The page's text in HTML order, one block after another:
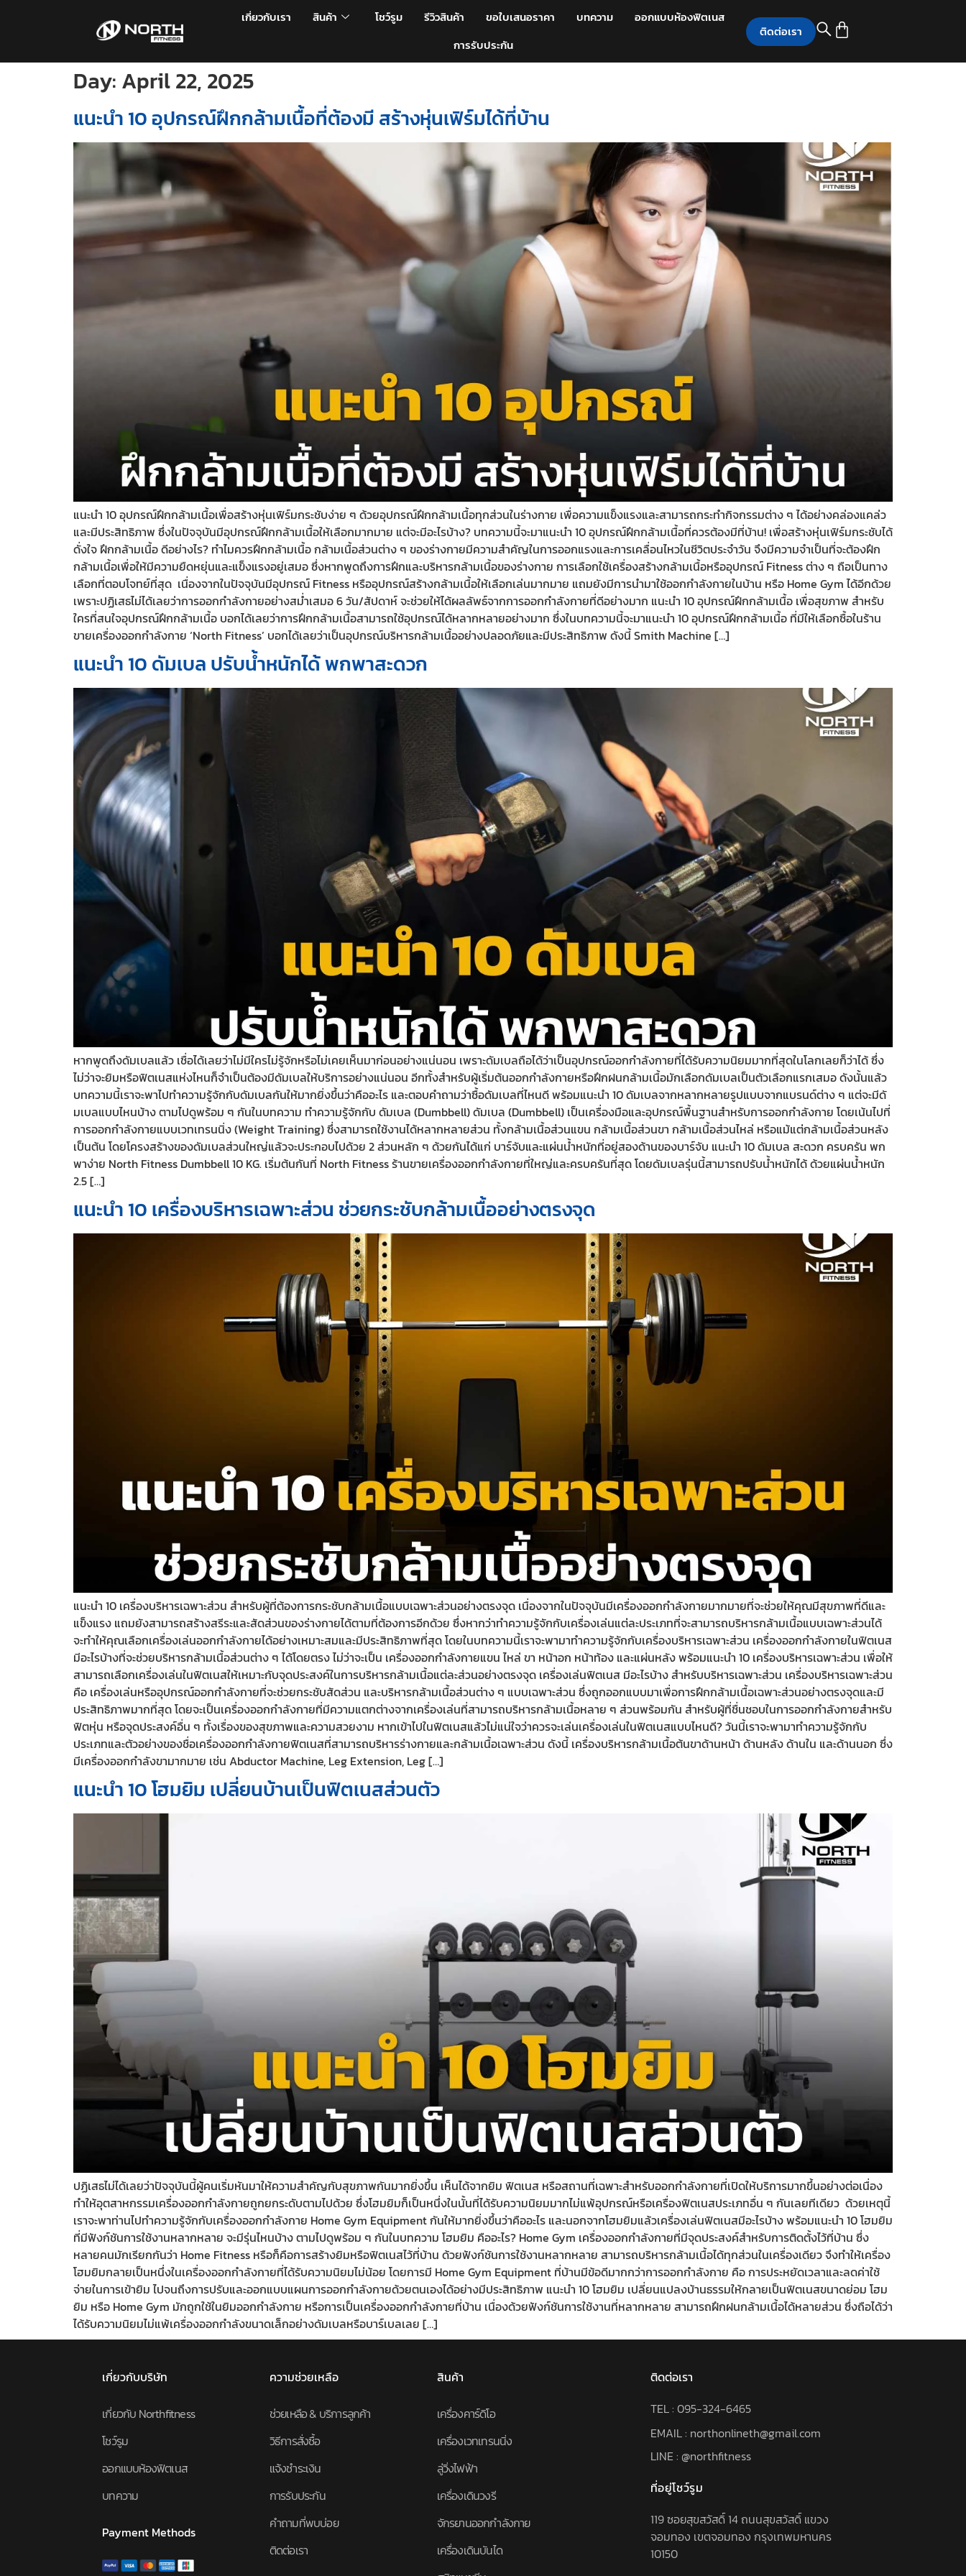
เกี่ยวกับเรา สินค้า โชว์รูม รีวิวสินค้า ขอใบเสนอราคา บทความ
ออกแบบห้องฟิตเนส
การรับประกัน
ติดต่อเรา
Day: April 22, 2025
แนะนำ 10 อุปกรณ์ฝึกกล้ามเนื้อที่ต้องมี สร้างหุ่นเฟิร์มได้ที่บ้าน
แนะนำ 10 อุปกรณ์ฝึกกล้ามเนื้อเพื่อสร้างหุ่นเฟิร์มกระชับง่าย ๆ ด้วยอุปกรณ์ฝึกกล้ามเนื้อทุกส่วนในร่างกาย เพื่อความแข็งแรงและสามารถกระทำกิจกรรมต่าง ๆ ได้อย่างคล่องแคล่ว
และมีประสิทธิภาพ ซึ่งในปัจจุบันมีอุปกรณ์ฝึกกล้ามเนื้อให้เลือกมากมาย แต่จะมีอะไรบ้าง? บทความนี้จะมาแนะนำ 10 อุปกรณ์ฝึกกล้ามเนื้อที่ควรต้องมีที่บ้าน! เพื่อสร้างหุ่นเฟิร์มกระชับได้
ดั่งใจ ฝึกกล้ามเนื้อ ดีอย่างไร? ทำไมควรฝึกกล้ามเนื้อ กล้ามเนื้อส่วนต่าง ๆ ของร่างกายมีความสำคัญในการออกแรงและการเคลื่อนไหวในชีวิตประจำวัน จึงมีความจำเป็นที่จะต้องฝึก
กล้ามเนื้อเพื่อให้มีความยืดหยุ่นและแข็งแรงอยู่เสมอ ซึ่งหากพูดถึงการฝึกและบริหารกล้ามเนื้อของร่างกาย การเลือกใช้เครื่องสร้างกล้ามเนื้อหรืออุปกรณ์ Fitness ต่าง ๆ ถือเป็นทาง
เลือกที่ตอบโจทย์ที่สุด เนื่องจากในปัจจุบันมีอุปกรณ์ Fitness หรืออุปกรณ์สร้างกล้ามเนื้อให้เลือกเล่นมากมาย แถมยังมีการนำมาใช้ออกกำลังกายในบ้าน หรือ Home Gym ได้อีกด้วย
เพราะปฏิเสธไม่ได้เลยว่าการออกกำลังกายอย่างสม่ำเสมอ 6 วัน/สัปดาห์ จะช่วยให้ได้ผลลัพธ์จากการออกกำลังกายที่ดีอย่างมาก แนะนำ 10 อุปกรณ์ฝึกกล้ามเนื้อ เพื่อสุขภาพ สำหรับ
ใครที่สนใจอุปกรณ์ฝึกกล้ามเนื้อ บอกได้เลยว่าการฝึกกล้ามเนื้อสามารถใช้อุปกรณ์ได้หลากหลายอย่างมาก ซึ่งในบทความนี้จะมาแนะนำ 10 อุปกรณ์ฝึกกล้ามเนื้อ ที่มีให้เลือกซื้อในร้าน
ขายเครื่องออกกำลังกาย ‘North Fitness’ บอกได้เลยว่าเป็นอุปกรณ์บริหารกล้ามเนื้ออย่างปลอดภัยและมีประสิทธิภาพ ดังนี้ Smith Machine […]
แนะนำ 10 ดัมเบล ปรับน้ำหนักได้ พกพาสะดวก
หากพูดถึงดัมเบลแล้ว เชื่อได้เลยว่าไม่มีใครไม่รู้จักหรือไม่เคยเห็นมาก่อนอย่างแน่นอน เพราะดัมเบลถือได้ว่าเป็นอุปกรณ์ออกกำลังกายที่ได้รับความนิยมมากที่สุดในโลกเลยก็ว่าได้ ซึ่ง
ไม่ว่าจะยิมหรือฟิตเนสแห่งไหนก็จำเป็นต้องมีดัมเบลให้บริการอย่างแน่นอน อีกทั้งสำหรับผู้เริ่มต้นออกกำลังกายหรือฝึกฝนกล้ามเนื้อมักเลือกดัมเบลเป็นตัวเลือกแรกเสมอ ดังนั้นแล้ว
บทความนี้เราจะพาไปทำความรู้จักกับดัมเบลกันให้มากยิ่งขึ้นว่าคืออะไร และตอบคำถามว่าซื้อดัมเบลที่ไหนดี พร้อมแนะนำ 10 ดัมเบลจากหลากหลายรูปแบบจากแบรนด์ต่าง ๆ แต่จะมีดั
มเบลแบบไหนบ้าง ตามไปดูพร้อม ๆ กันในบทความ ทำความรู้จักกับ ดัมเบล (Dumbbell) ดัมเบล (Dumbbell) เป็นเครื่องมือและอุปกรณ์พื้นฐานสำหรับการออกกำลังกาย โดยเน้นไปที่
การออกกำลังกายแบบเวทเทรนนิ่ง (Weight Training) ซึ่งสามารถใช้งานได้หลากหลายส่วน ทั้งกล้ามเนื้อส่วนแขน กล้ามเนื้อส่วนขา กล้ามเนื้อส่วนไหล่ หรือแม้แต่กล้ามเนื้อส่วนหลัง
เป็นต้น โดยโครงสร้างของดัมเบลส่วนใหญ่แล้วจะประกอบไปด้วย 2 ส่วนหลัก ๆ ด้วยกันได้แก่ บาร์จับและแผ่นน้ำหนักที่อยู่สองด้านของบาร์จับ แนะนำ 10 ดัมเบล สะดวก ครบครัน พก
พาง่าย North Fitness Dumbbell 10 KG. เริ่มต้นกันที่ North Fitness ร้านขายเครื่องออกกำลังกายที่ใหญ่และครบครันที่สุด โดยดัมเบลรุ่นนี้สามารถปรับน้ำหนักได้ ด้วยแผ่นน้ำหนัก
2.5 […]
แนะนำ 10 เครื่องบริหารเฉพาะส่วน ช่วยกระชับกล้ามเนื้ออย่างตรงจุด
แนะนำ 10 เครื่องบริหารเฉพาะส่วน สำหรับผู้ที่ต้องการกระชับกล้ามเนื้อแบบเฉพาะส่วนอย่างตรงจุด เนื่องจากในปัจจุบันมีเครื่องออกกำลังกายมากมายที่จะช่วยให้คุณมีสุขภาพที่ดีและ
แข็งแรง แถมยังสามารถสร้างสรีระและสัดส่วนของร่างกายได้ตามที่ต้องการอีกด้วย ซึ่งหากว่าทำความรู้จักกับเครื่องเล่นแต่ละประเภทที่จะสามารถบริหารกล้ามเนื้อแบบเฉพาะส่วนได้
จะทำให้คุณเลือกเครื่องเล่นออกกำลังกายได้อย่างเหมาะสมและมีประสิทธิภาพที่สุด โดยในบทความนี้เราจะพามาทำความรู้จักกับเครื่องบริหารเฉพาะส่วน เครื่องออกกำลังกายในฟิตเนส
มีอะไรบ้างที่จะช่วยบริหารกล้ามเนื้อส่วนต่าง ๆ ได้โดยตรง ไม่ว่าจะเป็น เครื่องออกกำลังกายแขน ไหล่ ขา หน้าอก หน้าท้อง และแผ่นหลัง พร้อมแนะนำ 10 เครื่องบริหารเฉพาะส่วน เพื่อให้
สามารถเลือกเครื่องเล่นในฟิตเนสให้เหมาะกับจุดประสงค์ในการบริหารกล้ามเนื้อแต่ละส่วนอย่างตรงจุด เครื่องเล่นฟิตเนส มีอะไรบ้าง สำหรับบริหารเฉพาะส่วน เครื่องบริหารเฉพาะส่วน
คือ เครื่องเล่นหรืออุปกรณ์ออกกำลังกายที่จะช่วยกระชับสัดส่วน และบริหารกล้ามเนื้อส่วนต่าง ๆ แบบเฉพาะส่วน ซึ่งถูกออกแบบมาเพื่อการฝึกกล้ามเนื้อเฉพาะส่วนอย่างตรงจุดและมี
ประสิทธิภาพมากที่สุด โดยจะเป็นเครื่องออกกำลังกายที่มีความแตกต่างจากเครื่องเล่นที่สามารถบริหารกล้ามเนื้อหลาย ๆ ส่วนพร้อมกัน สำหรับผู้ที่ชื่นชอบในการออกกำลังกายสำหรับ
ฟิตหุ่น หรือจุดประสงค์อื่น ๆ ทั้งเรื่องของสุขภาพและความสวยงาม หากเข้าไปในฟิตเนสแล้วไม่แน่ใจว่าควรจะเล่นเครื่องเล่นในฟิตเนสแบบไหนดี? วันนี้เราจะพามาทำความรู้จักกับ
ประเภทและตัวอย่างของชื่อเครื่องออกกำลังกายฟิตเนสที่สามารถบริหารร่างกายและกล้ามเนื้อเฉพาะส่วน ดังนี้ เครื่องบริหารกล้ามเนื้อต้นขาด้านหน้า ด้านหลัง ด้านใน และด้านนอก ซึ่ง
มีเครื่องออกกำลังขามากมาย เช่น Abductor Machine, Leg Extension, Leg […]
แนะนำ 10 โฮมยิม เปลี่ยนบ้านเป็นฟิตเนสส่วนตัว
ปฏิเสธไม่ได้เลยว่าปัจจุบันนี้ผู้คนเริ่มหันมาให้ความสำคัญกับสุขภาพกันมากยิ่งขึ้น เห็นได้จากยิม ฟิตเนส หรือสถานที่เฉพาะสำหรับออกกำลังกายที่เปิดให้บริการมากขึ้นอย่างต่อเนื่อง
ทำให้อุตสาหกรรมเครื่องออกกำลังกายถูกยกระดับตามไปด้วย ซึ่งโฮมยิมก็เป็นหนึ่งในนั้นที่ได้รับความนิยมมากไม่แพ้อุปกรณ์หรือเครื่องฟิตเนสประเภทอื่น ๆ กันเลยทีเดียว ด้วยเหตุนี้
เราจะพาท่านไปทำความรู้จักกับเครื่องออกกำลังกาย Home Gym Equipment กันให้มากยิ่งขึ้นว่าคืออะไร และนอกจากโฮมยิมแล้วเครื่องเล่นฟิตเนสมีอะไรบ้าง พร้อมแนะนำ 10 โฮมยิม
ที่มีฟังก์ชันการใช้งานหลากหลาย จะมีรุ่นไหนบ้าง ตามไปดูพร้อม ๆ กันในบทความ โฮมยิม คืออะไร? Home Gym เครื่องออกกำลังกายที่มีจุดประสงค์สำหรับการติดตั้งไว้ที่บ้าน ซึ่ง
หลายคนมักเรียกกันว่า Home Fitness หรือก็คือการสร้างยิมหรือฟิตเนสไว้ที่บ้าน ด้วยฟังก์ชันการใช้งานหลากหลาย สามารถบริหารกล้ามเนื้อได้ทุกส่วนในเครื่องเดียว จึงทำให้เครื่อง
โฮมยิมกลายเป็นหนึ่งในเครื่องออกกำลังกายที่ได้รับความนิยมไม่น้อย โดยการมี Home Gym Equipment ที่บ้านมีข้อดีมากกว่าการออกกำลังกาย คือ การประหยัดเวลาและลดค่าใช้
จ่ายในการเข้ายิม ไปจนถึงการปรับและออกแบบแผนการออกกำลังกายด้วยตนเองได้อย่างมีประสิทธิภาพ แนะนำ 10 โฮมยิม เปลี่ยนแปลงบ้านธรรมให้กลายเป็นฟิตเนสขนาดย่อม โฮม
ยิม หรือ Home Gym มักถูกใช้ในยิมออกกำลังกาย หรือการเป็นเครื่องออกกำลังกายที่บ้าน เนื่องด้วยฟังก์ชันการใช้งานที่หลากหลาย สามารถฝึกฝนกล้ามเนื้อได้หลายส่วน ซึ่งถือได้ว่า
ได้รับความนิยมไม่แพ้เครื่องออกกำลังขนาดเล็กอย่างดัมเบลหรือบาร์เบลเลย […]
เกี่ยวกับบริษัท
เกี่ยวกับ Northfitness
โชว์รูม
ออกแบบห้องฟิตเนส
บทความ
Payment Methods
ความช่วยเหลือ
ช่วยเหลือ & บริการลูกค้า
วิธีการสั่งซื้อ
แจ้งชำระเงิน
การรับประกัน
คำถามที่พบบ่อย
ติดต่อเรา
สินค้า
เครื่องคาร์ดิโอ
เครื่องเวทเทรนนิ่ง
ลู่วิ่งไฟฟ้า
เครื่องเดินวงรี
จักรยานออกกำลังกาย
เครื่องเดินบันได
ติดต่อเรา
TEL : 095-324-6465
EMAIL : northonlineth@gmail.com
LINE : @northfitness
ที่อยู่โชว์รูม
119 ซอยสุขสวัสดิ์ 14 ถนนสุขสวัสดิ์ แขวง
จอมทอง เขตจอมทอง กรุงเทพมหานคร
10150